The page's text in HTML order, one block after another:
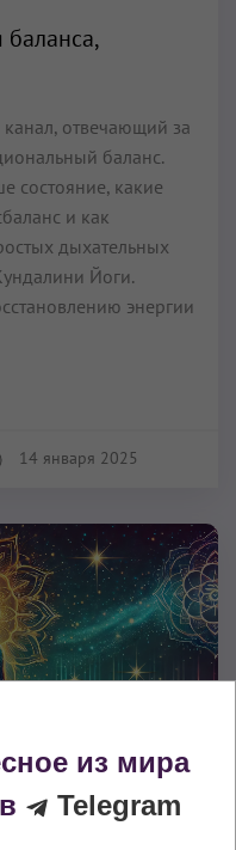
отвечающий за
баланс.
состояние, какие
и как
дыхательных
Йоги.
энергии
14 января 2025
из мира
Telegram